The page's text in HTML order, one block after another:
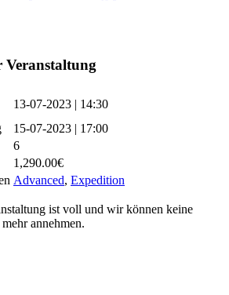
13-07-2023 | 14:30
15-07-2023 | 17:00
6
1,290.00€
Advanced, Expedition
ist voll und wir können keine
annehmen.